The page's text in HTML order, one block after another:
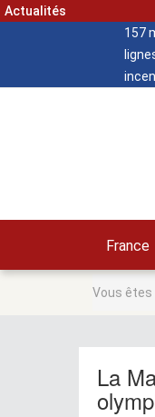
Actualités
157
France
Vous êtes
La